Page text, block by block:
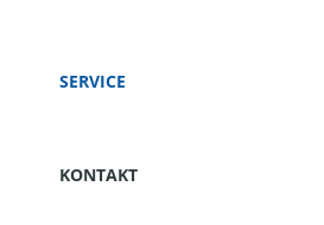
SERVICE
KONTAKT